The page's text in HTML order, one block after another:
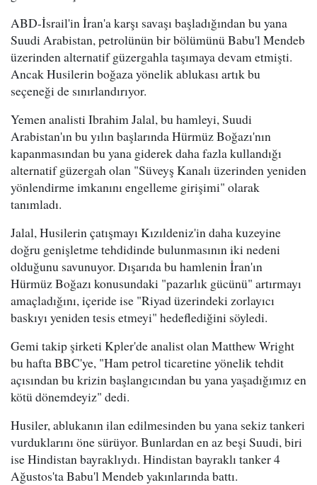
ABD-İsrail'in İran'a karşı savaşı başladığından bu yana
Suudi Arabistan, petrolünün bir bölümünü Babu'l Mendeb
üzerinden alternatif güzergahla taşımaya devam etmişti.
Ancak Husilerin boğaza yönelik ablukası artık bu
seçeneği de sınırlandırıyor.
Yemen analisti Ibrahim Jalal, bu hamleyi, Suudi
Arabistan'ın bu yılın başlarında Hürmüz Boğazı'nın
kapanmasından bu yana giderek daha fazla kullandığı
alternatif güzergah olan "Süveyş Kanalı üzerinden yeniden
yönlendirme imkanını engelleme girişimi" olarak
tanımladı.
Jalal, Husilerin çatışmayı Kızıldeniz'in daha kuzeyine
doğru genişletme tehdidinde bulunmasının iki nedeni
olduğunu savunuyor. Dışarıda bu hamlenin İran'ın
Hürmüz Boğazı konusundaki "pazarlık gücünü" artırmayı
amaçladığını, içeride ise "Riyad üzerindeki zorlayıcı
baskıyı yeniden tesis etmeyi" hedeflediğini söyledi.
Gemi takip şirketi Kpler'de analist olan Matthew Wright
bu hafta BBC'ye, "Ham petrol ticaretine yönelik tehdit
açısından bu krizin başlangıcından bu yana yaşadığımız en
kötü dönemdeyiz" dedi.
Husiler, ablukanın ilan edilmesinden bu yana sekiz tankeri
vurduklarını öne sürüyor. Bunlardan en az beşi Suudi, biri
ise Hindistan bayraklıydı. Hindistan bayraklı tanker 4
Ağustos'ta Babu'l Mendeb yakınlarında battı.